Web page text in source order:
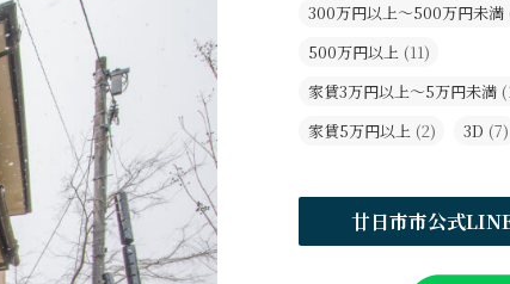
300万円以上～500万円未満
500万円以上 (11)
家賃3万円以上～5万円未満
家賃5万円以上 (2) 3D (7)
廿日市市公式